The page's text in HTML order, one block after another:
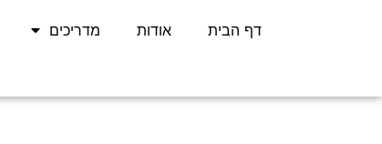
דף הבית אודות מדריכים